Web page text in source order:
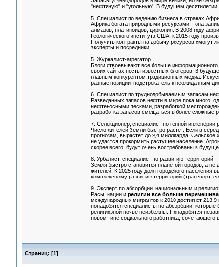
"нефтяную" и "угольную". В будущем десятилетии
5. Специалист по ведению бизнеса в странах
Африка богата природными ресурсами – она
алмазов, платиноидов, циркония. В 2008 году
Геологического института США, к 2015 году
Получить контракты на добычу ресурсов смогут
эксперты и посредники.
5. Журналист-агрегатор
Блоги отвоевывают все больше
своих сайтах посты известных блогеров. В
главным конкурентом традиционных медиа.
разные позиции, подстрекатель к неожиданным
6. Специалист по труднодобываемым запасам
Разведанных запасов нефти в мире пока много,
нефтеносными песками, разработкой
разработка запасов смещаться в более сложные
7. Селекционер, специалист по генной инженерии
Число жителей Земли быстро растет. Если в
прогнозам, вырастет до 9,4 миллиарда.
не удастся прокормить растущее население.
скорее всего, будут очень востребованы в
8. Урбанист, специалист по развитию территорий
Земля быстро становится планетой городов, а
жителей. К 2025 году доля городского населения
комплексному развитию территорий (транспорт,
9. Эксперт по абсорбции, национальным и
Расы, нации и религии все больше
международных мигрантов к 2010 достигнет
понадобятся специалисты по абсорбции,
религиозной почве неизбежны. Понадобятся
новом типе социального работника, сочетающего
Страниц: [1]